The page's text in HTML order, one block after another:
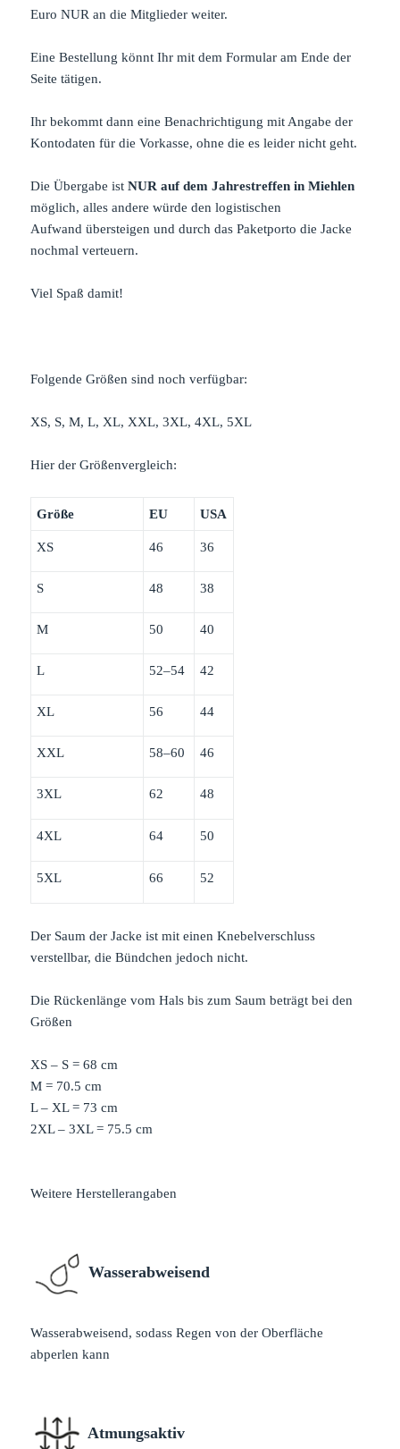
Euro NUR an die Mitglieder weiter.
Eine Bestellung könnt Ihr mit dem Formular am Ende der
Seite tätigen.
Ihr bekommt dann eine Benachrichtigung mit Angabe der
Kontodaten für die Vorkasse, ohne die es leider nicht geht.
Die Übergabe istNUR auf dem Jahrestreffen in Miehlen
möglich, alles andere würde den logistischen
Aufwand übersteigen und durch das Paketporto die Jacke
nochmal verteuern.
Viel Spaß damit!
Folgende Größen sind noch verfügbar:
XS, S, M, L, XL, XXL, 3XL, 4XL, 5XL
Hier der Größenvergleich:
Größe EU USA
XS 46 36
S 48 38
M 50 40
L 52–54 42
XL 56 44
XXL 58–60 46
3XL 62 48
4XL 64 50
5XL 66 52
Der Saum der Jacke ist mit einen Knebelverschluss
verstellbar, die Bündchen jedoch nicht.
Die Rückenlänge vom Hals bis zum Saum beträgt bei den
Größen
XS – S = 68 cm
M = 70.5 cm
L – XL = 73 cm
2XL – 3XL = 75.5 cm
Weitere Herstellerangaben
Wasserabweisend
Wasserabweisend, sodass Regen von der Oberfläche
abperlen kann
Atmungsaktiv